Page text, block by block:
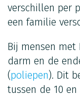
verschillen per
een familie
Bij mensen met
darm en de
(poliepen). Dit
tussen de 10